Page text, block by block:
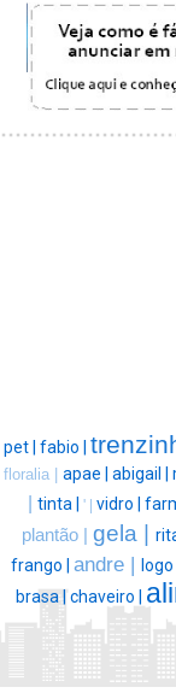
pet | fabio |
floralia | apae | abigail |
tinta | ' | vidro |
plantão | gela |
frango | andre | logo
brasa |chaveiro |